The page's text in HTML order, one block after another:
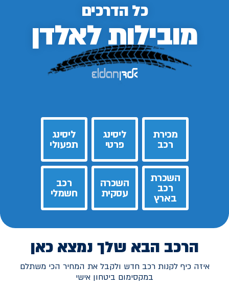
כל הדרכים
מובילות לאלדן
מכירת
רכב
ליסינג
פרטי
ליסינג
תפעולי
השכרת
רכב
בארץ
השכרה
עסקית
רכב
חשמלי
הרכב הבא שלך נמצא כאן
איזה כיף לקנות רכב חדש ולקבל את המחיר הכי משתלם
במקסימום ביטחון אישי